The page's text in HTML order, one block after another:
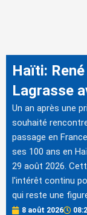
Haïti:
Lagrasse
Un an après une
souhaité
passage en
ses 100 ans en
29 août 2026.
l'intérêt continu
qui reste une
8 août 2026